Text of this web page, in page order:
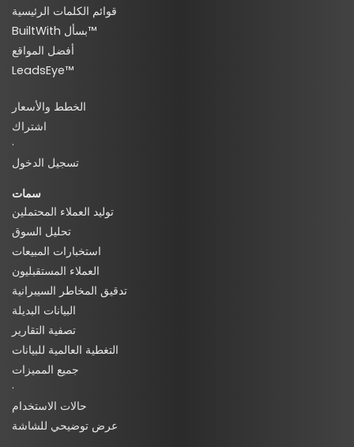
قوائم الكلمات الرئيسية
BuiltWith بسأل™
أفضل المواقع
LeadsEye™
الخطط والأسعار
اشتراك
·
تسجيل الدخول
سمات
توليد العملاء المحتملين
تحليل السوق
استخبارات المبيعات
العملاء المستقبليون
تدقيق المخاطر السيبرانية
البيانات البديلة
تصفية التقارير
التغطية العالمية للبيانات
جميع المميزات
·
حالات الاستخدام
عرض توضيحي للشاشة